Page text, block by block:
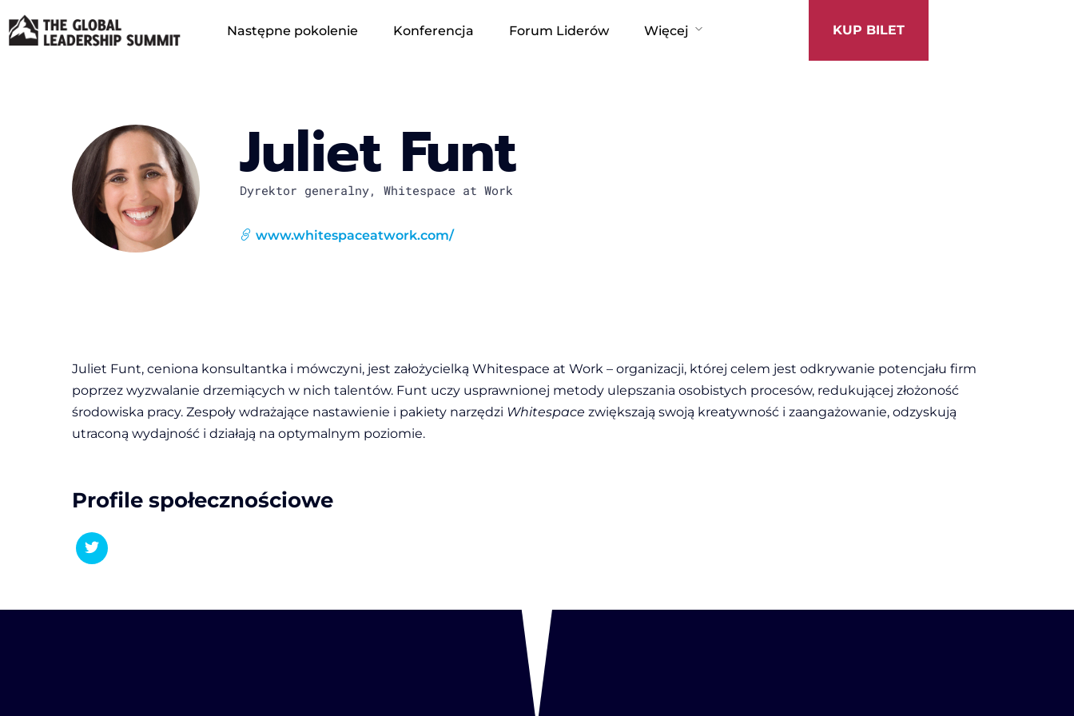
Następne pokolenie Konferencja Forum Liderów Więcej KUP BILET
Juliet Funt
Dyrektor generalny, Whitespace at Work
www.whitespaceatwork.com/
Juliet Funt, ceniona konsultantka i mówczyni, jest założycielką Whitespace at Work – organizacji, której celem jest odkrywanie potencjału firm
poprzez wyzwalanie drzemiących w nich talentów. Funt uczy usprawnionej metody ulepszania osobistych procesów, redukującej złożoność
środowiska pracy. Zespoły wdrażające nastawienie i pakiety narzędzi Whitespace zwiększają swoją kreatywność i zaangażowanie, odzyskują
utraconą wydajność i działają na optymalnym poziomie.
Profile społecznościowe